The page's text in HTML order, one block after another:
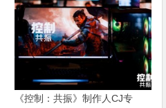
《控制：共振》制作人CJ专